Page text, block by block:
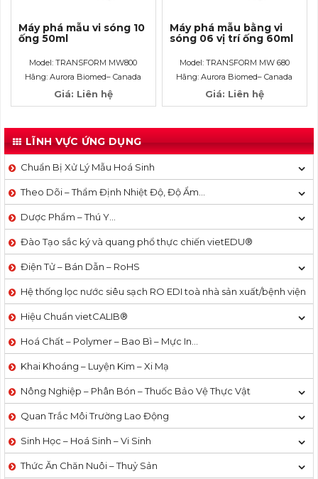
Máy phá mẫu vi sóng 10
ống 50ml
Model: TRANSFORM MW800
Hãng: Aurora Biomed– Canada
Giá: Liên hệ
Máy phá mẫu bằng vi
sóng 06 vị trí ống 60ml
Model: TRANSFORM MW 680
Hãng: Aurora Biomed– Canada
Giá: Liên hệ
LĨNH VỰC ỨNG DỤNG
Chuẩn Bị Xử Lý Mẫu Hoá Sinh
Theo Dõi – Thẩm Định Nhiệt Độ, Độ Ẩm…
Dược Phẩm – Thú Y…
Đào Tạo sắc ký và quang phổ thực chiến vietEDU®
Điện Tử – Bán Dẫn – RoHS
Hệ thống lọc nước siêu sạch RO EDI​​ toà nhà sản xuất/bệnh viện
Hiệu Chuẩn vietCALIB®
Hoá Chất – Polymer – Bao Bì – Mực In…
Khai Khoáng – Luyện Kim – Xi Mạ
Nông Nghiệp – Phân Bón – Thuốc Bảo Vệ Thực Vật
Quan Trắc Môi Trường Lao Động
Sinh Học – Hoá Sinh – Vi Sinh
Thức Ăn Chăn Nuôi – Thuỷ Sản